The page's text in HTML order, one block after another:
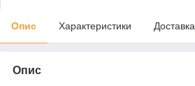
Опис Характеристики Доставка
Опис